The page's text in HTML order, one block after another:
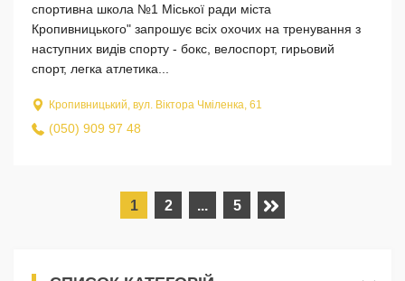
спортивна школа №1 Міської ради міста
Кропивницького" запрошує всіх охочих на тренування з
наступних видів спорту - бокс, велоспорт, гирьовий
спорт, легка атлетика...
Кропивницький, вул. Віктора Чміленка, 61
(050) 909 97 48
1 2 ... 5